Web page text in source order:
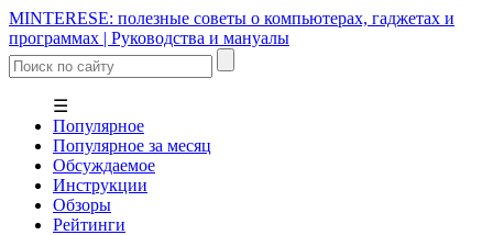
MINTERESE: полезные советы о компьютерах, гаджетах и
программах | Руководства и мануалы
☰
Популярное
Популярное за месяц
Обсуждаемое
Инструкции
Обзоры
Рейтинги